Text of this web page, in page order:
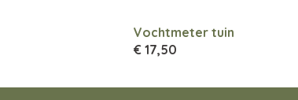
Vochtmeter tuin
€ 17,50